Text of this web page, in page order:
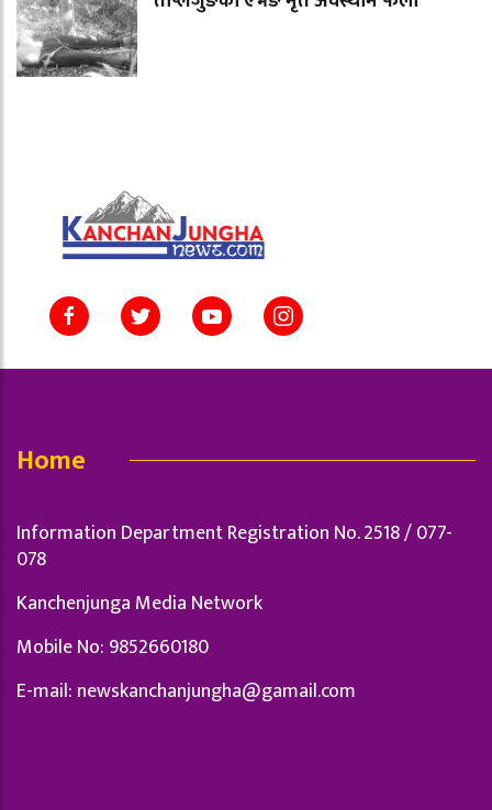
Home
Information Department Registration No. 2518 / 077-
078
Kanchenjunga Media Network
Mobile No: 9852660180
E-mail: newskanchanjungha@gamail.com